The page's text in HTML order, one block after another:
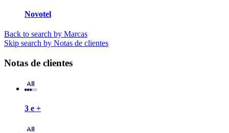
Novotel
Back to search by Marcas
Skip search by Notas de clientes
Notas de clientes
3 e +